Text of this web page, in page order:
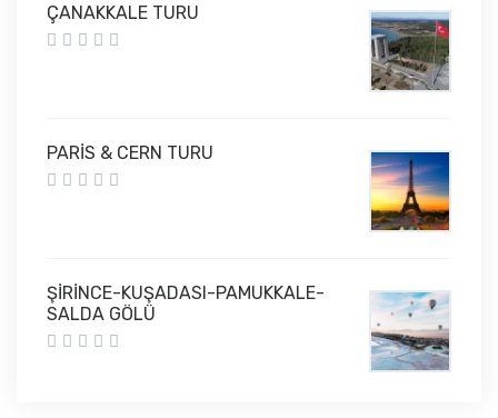
ÇANAKKALE TURU
PARİS & CERN TURU
ŞİRİNCE-KUŞADASI-PAMUKKALE-
SALDA GÖLÜ